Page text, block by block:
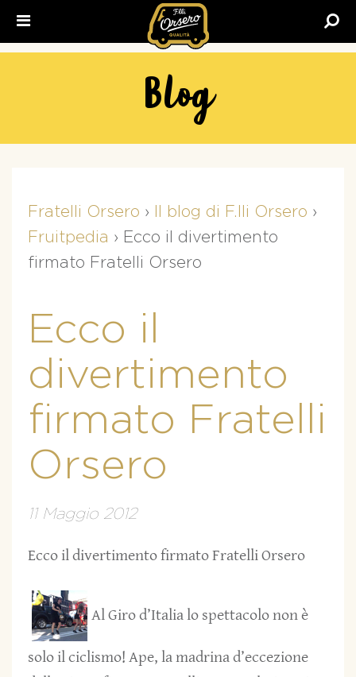
Blog
Fratelli Orsero › Il blog di F.lli Orsero ›
Fruitpedia › Ecco il divertimento
firmato Fratelli Orsero
Ecco il
divertimento
firmato Fratelli
Orsero
11 Maggio 2012
Ecco il divertimento firmato Fratelli Orsero
Al Giro d’Italia lo spettacolo non è
solo il ciclismo! Ape, la madrina d’eccezione